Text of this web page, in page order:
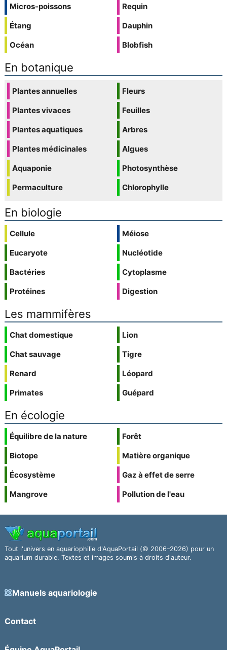
Micros-poissons
Étang
Océan
Requin
Dauphin
Blobfish
En botanique
Plantes annuelles
Plantes vivaces
Plantes aquatiques
Plantes médicinales
Aquaponie
Permaculture
Fleurs
Feuilles
Arbres
Algues
Photosynthèse
Chlorophylle
En biologie
Cellule
Eucaryote
Bactéries
Protéines
Méiose
Nucléotide
Cytoplasme
Digestion
Les mammifères
Chat domestique
Chat sauvage
Renard
Primates
Lion
Tigre
Léopard
Guépard
En écologie
Équilibre de la nature
Biotope
Écosystème
Mangrove
Forêt
Matière organique
Gaz à effet de serre
Pollution de l'eau
Tout l'univers en aquariophilie d'AquaPortail (© 2006–2026) pour un
aquarium durable. Textes et images soumis à droits d'auteur.
Manuels aquariologie
Contact